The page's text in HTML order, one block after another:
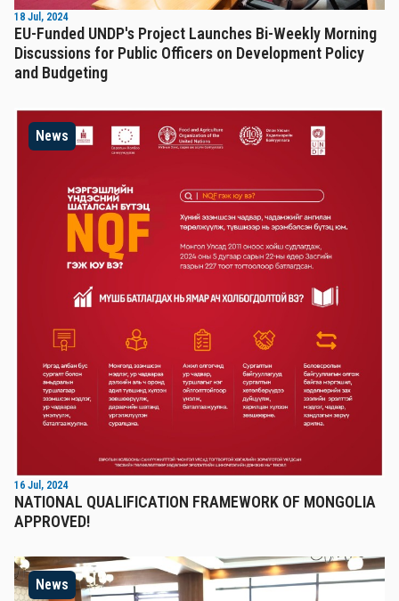
18 Jul, 2024
EU-Funded UNDP's Project Launches Bi-Weekly Morning
Discussions for Public Officers on Development Policy
and Budgeting
News
16 Jul, 2024
NATIONAL QUALIFICATION FRAMEWORK OF MONGOLIA
APPROVED!
News